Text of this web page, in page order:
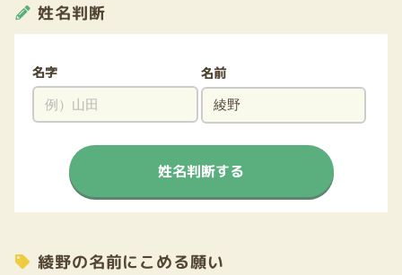
姓名判断
名字 名前
姓名判断する
綾野の名前にこめる願い